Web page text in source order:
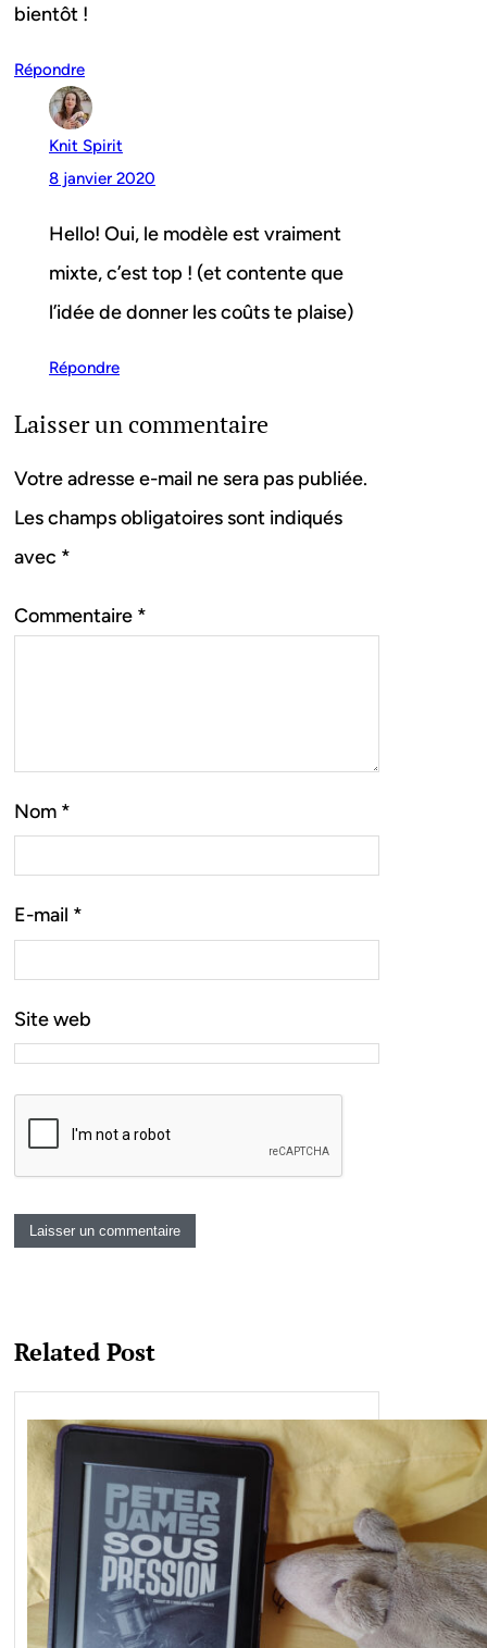
bientôt !
Répondre
Knit Spirit
8 janvier 2020
Hello! Oui, le modèle est vraiment
mixte, c’est top ! (et contente que
l’idée de donner les coûts te plaise)
Répondre
Laisser un commentaire
Votre adresse e-mail ne sera pas publiée.
Les champs obligatoires sont indiqués
avec *
Commentaire *
Nom *
E-mail *
Site web
Related Post